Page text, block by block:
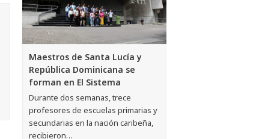
Maestros de Santa Lucía y
República Dominicana se
forman en El Sistema
Durante dos semanas, trece
profesores de escuelas primarias y
secundarias en la nación caribeña,
recibieron…